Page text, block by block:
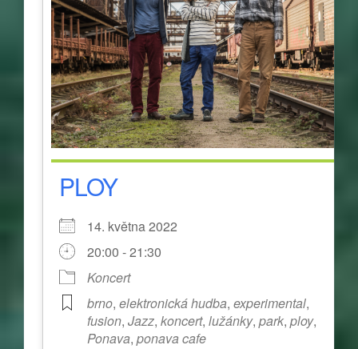
PLOY
14. května 2022
20:00 - 21:30
Koncert
brno,elektronická hudba,experimental,
fusion,Jazz,koncert,lužánky,park,ploy,
Ponava,ponava cafe